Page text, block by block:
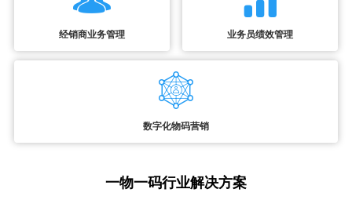
经销商业务管理 业务员绩效管理
数字化物码营销
一物一码行业解决方案